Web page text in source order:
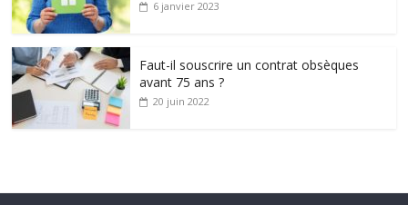
6 janvier 2023
Faut-il souscrire un contrat obsèques
avant 75 ans ?
20 juin 2022